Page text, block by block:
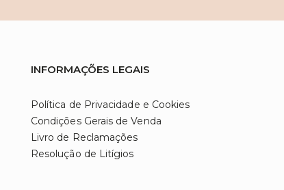
INFORMAÇÕES LEGAIS
Política de Privacidade e Cookies
Condições Gerais de Venda
Livro de Reclamações
Resolução de Litígios